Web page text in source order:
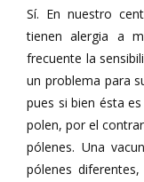
Sí. En nuestro
tienen alergia a
frecuente la
un problema para
pues si bien ésta
polen, por el
pólenes. Una
pólenes